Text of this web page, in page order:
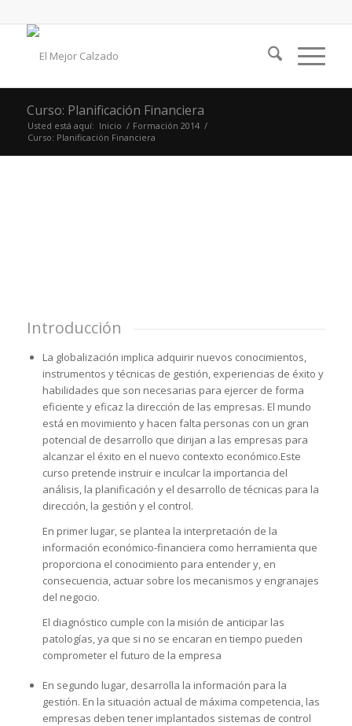
Curso: Planificación Financiera
Usted está aquí: Inicio / Formación 2014 /
Curso: Planificación Financiera
Introducción
La globalización implica adquirir nuevos conocimientos,
instrumentos y técnicas de gestión, experiencias de éxito y
habilidades que son necesarias para ejercer de forma
eficiente y eficaz la dirección de las empresas. El mundo
está en movimiento y hacen falta personas con un gran
potencial de desarrollo que dirijan a las empresas para
alcanzar el éxito en el nuevo contexto económico.Este
curso pretende instruir e inculcar la importancia del
análisis, la planificación y el desarrollo de técnicas para la
dirección, la gestión y el control.
En primer lugar, se plantea la interpretación de la
información económico-financiera como herramienta que
proporciona el conocimiento para entender y, en
consecuencia, actuar sobre los mecanismos y engranajes
del negocio.
El diagnóstico cumple con la misión de anticipar las
patologías, ya que si no se encaran en tiempo pueden
comprometer el futuro de la empresa
En segundo lugar, desarrolla la información para la
gestión. En la situación actual de máxima competencia, las
empresas deben tener implantados sistemas de control